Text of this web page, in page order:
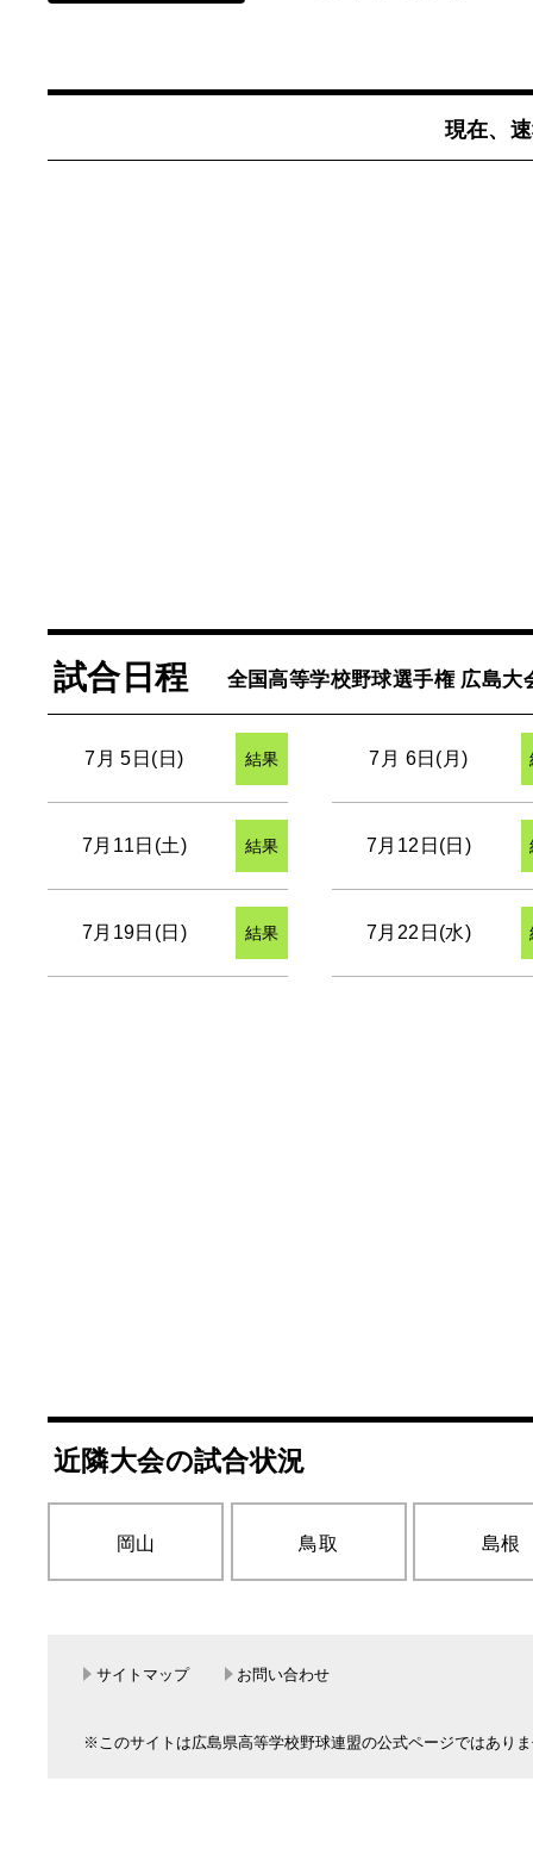
現在、
試合日程 全国高等学校野球選手権 広島大
7月 5日(日) 結果 7月 6日(月)
7月11日(土) 結果 7月12日(日)
7月19日(日) 結果 7月22日(水)
近隣大会の試合状況
岡山 鳥取 島根
サイトマップ お問い合わせ
※このサイトは広島県高等学校野球連盟の公式ページではあり